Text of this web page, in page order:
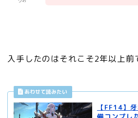
入手したのはそれこそ2年以上前
【FF14】